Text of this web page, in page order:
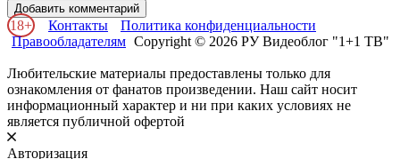
Добавить комментарий
18+ Контакты
Политика конфиденциальности
Правообладателям Copyright © 2026 РУ Видеоблог "1+1 ТВ"
Любительские материалы предоставлены только для
ознакомления от фанатов произведении. Наш сайт носит
информационный характер и ни при каких условиях не
является публичной офертой
Авторизация